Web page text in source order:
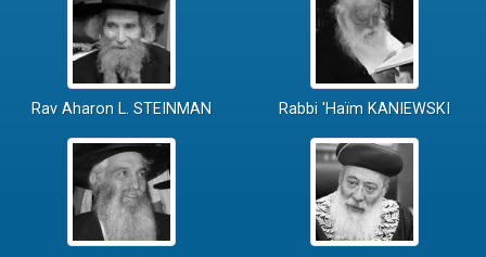
Rav Aharon L. STEINMAN Rabbi 'Haïm KANIEWSKI